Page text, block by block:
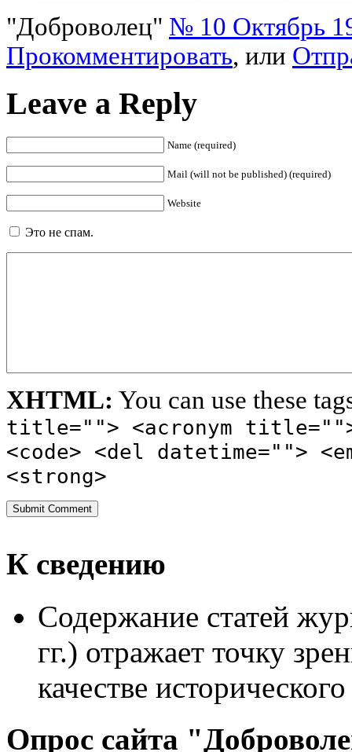
"Доброволец" № 10 Октябрь
Прокомментировать, или
Leave a Reply
Name (required)
Mail (will not be published) (required)
Website
Это не спам.
XHTML: You can use these
title=""> <acronym
<code> <del datetime="">
<strong>
К сведению
Содержание статей
гг.) отражает точку
качестве
Опрос сайта